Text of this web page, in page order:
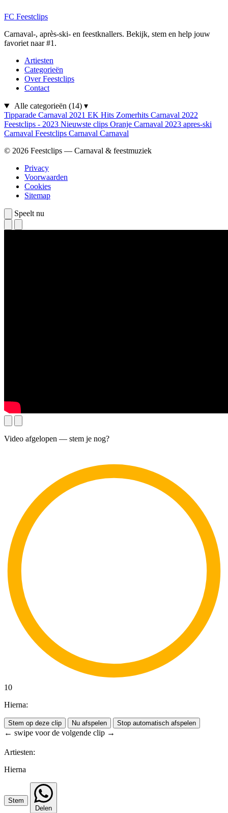
FC Feestclips
Carnaval-, après-ski- en feestknallers. Bekijk, stem en help jouw
favoriet naar #1.
Artiesten
Categorieën
Over Feestclips
Contact
Alle categorieën (14) ▾
Tipparade Carnaval 2021 EK Hits Zomerhits Carnaval 2022
Feestclips - 2023 Nieuwste clips Oranje Carnaval 2023 apres-ski
Carnaval Feestclips Carnaval Carnaval
© 2026 Feestclips — Carnaval & feestmuziek
Privacy
Voorwaarden
Cookies
Sitemap
Speelt nu
Video afgelopen — stem je nog?
10
Hierna:
Stem op deze clip Nu afspelen Stop automatisch afspelen
← swipe voor de volgende clip →
Artiesten:
Hierna
Stem
Delen